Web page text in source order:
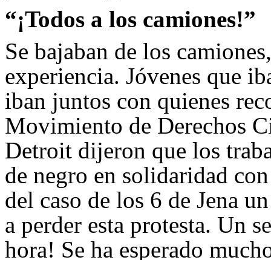
“¡Todos a los camiones!”
Se bajaban de los
experiencia. Jóvenes que
iban juntos con quienes
Movimiento de Derechos
Detroit dijeron que los
de negro en solidaridad
del caso de los 6 de Jena
a perder esta protesta. Un
hora! Se ha esperado